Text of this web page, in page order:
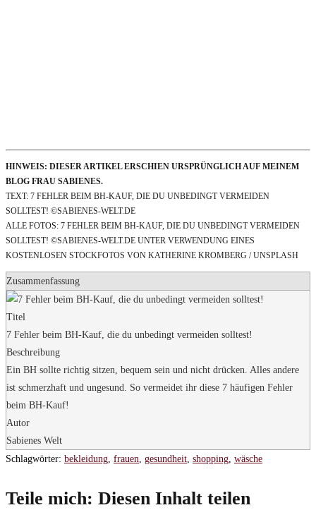
HINWEIS: DIESER ARTIKEL ERSCHIEN URSPRÜNGLICH AUF MEINEM
BLOG FRAU SABIENES.
TEXT: 7 FEHLER BEIM BH-KAUF, DIE DU UNBEDINGT VERMEIDEN
SOLLTEST! ©SABIENES-WELT.DE
ALLE FOTOS: 7 FEHLER BEIM BH-KAUF, DIE DU UNBEDINGT VERMEIDEN
SOLLTEST! ©SABIENES-WELT.DE UNTER VERWENDUNG EINES
KOSTENLOSEN STOCKFOTOS VON KATHERINE KROMBERG / UNSPLASH
Zusammenfassung
Titel
7 Fehler beim BH-Kauf, die du unbedingt vermeiden solltest!
Beschreibung
Ein BH sollte richtig sitzen, bequem sein und nicht drücken. Alles andere
ist schmerzhaft und ungesund. So vermeidet ihr diese 7 häufigen Fehler
beim BH-Kauf!
Autor
Sabienes Welt
Schlagwörter: bekleidung, frauen, gesundheit, shopping, wäsche
Teile mich: Diesen Inhalt teilen